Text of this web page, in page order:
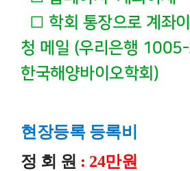
□ 학회 통장으로 계좌
청 메일 (우리은행
한국해양바이오학회)
현장등록 등록비
정 회 원 : 24만원